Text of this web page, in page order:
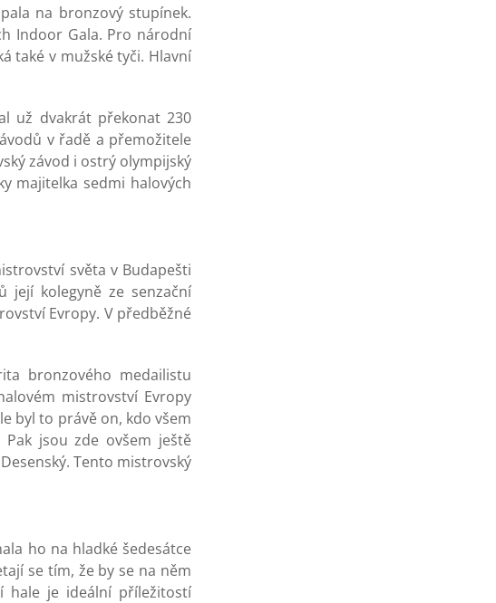
na bronzový stupínek.
Indoor Gala. Pro národní
také v mužské tyči. Hlavní
už dvakrát překonat 230
v řadě a přemožitele
závod i ostrý olympijský
majitelka sedmi halových
světa v Budapešti
kolegyně ze senzační
Evropy. V předběžné
bronzového medailistu
mistrovství Evropy
byl to právě on, kdo všem
jsou zde ovšem ještě
Tento mistrovský
ho na hladké šedesátce
se tím, že by se na něm
hale je ideální příležitostí